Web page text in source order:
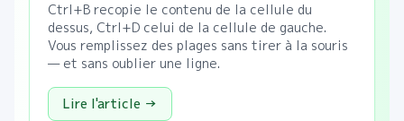
Ctrl+B recopie le contenu de la cellule du
dessus, Ctrl+D celui de la cellule de gauche.
Vous remplissez des plages sans tirer à la souris
— et sans oublier une ligne.
Lire l'article →